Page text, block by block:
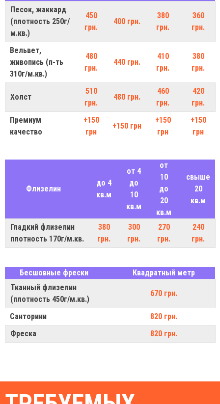
Песок, жаккард
(плотность 250г/
м.кв.)
450
грн.
400 грн.
380
грн.
360
грн.
Вельвет,
живопись (п-ть
310г/м.кв.)
480
грн.
440 грн.
410
грн.
380
грн.
Холст
510
грн.
480 грн.
460
грн.
420
грн.
Премиум
качество
+150
грн
+150 грн
+150
грн
+150
грн
Флизелин
до 4
кв.м
от 4
до
10
кв.м
от
10
до
20
кв.м
свыше
20
кв.м
Гладкий флизелин
плотность 170г/м.кв.
380
грн.
300
грн.
270
грн.
240
грн.
Бесшовные фрески
Квадратный метр
Тканный флизелин
(плотность 450г/м.кв.)
670 грн.
Санторини
820 грн.
Фреска
820 грн.